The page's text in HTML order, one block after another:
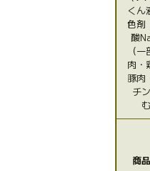
くん
色剤
酸
（
肉・
豚肉
チ
む
商